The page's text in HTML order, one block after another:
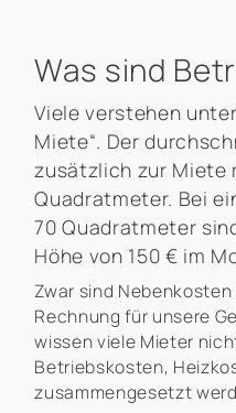
Was sind
Viele verstehen
Miete“. Der
zusätzlich zur Miete
Quadratmeter. Bei
70 Quadratmeter
Höhe von 150 € im
Zwar sind
Rechnung für unsere
wissen viele Mieter
Betriebskosten,
zusammengesetzt